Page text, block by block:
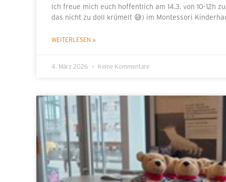
Ich freue mich euch hoffentlich am 14.3. von 10-12h
das nicht zu doll krümelt 😅) im Montessori
WEITERLESEN »
4. März 2026 Keine Kommentare